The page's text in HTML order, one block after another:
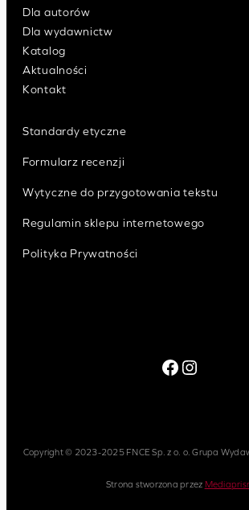
Dla autorów
Dla wydawnictw
Katalog
Aktualności
Kontakt
Standardy etyczne
Formularz recenzji
Wytyczne do przygotowania tekstu
Regulamin sklepu internetowego
Polityka Prywatności
Facebook
Copyright © 2023-2025 FNCE Sp. z o. o. Grupa
Strona stworzona przez